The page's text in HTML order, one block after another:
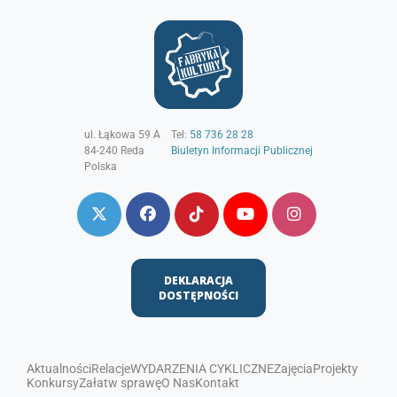
ul. Łąkowa 59 A
84-240 Reda
Polska
Tel: 58 736 28 28
Biuletyn Informacji Publicznej
DEKLARACJA
DOSTĘPNOŚCI
AktualnościRelacjeWYDARZENIA CYKLICZNEZajęciaProjekty
KonkursyZałatw sprawęO NasKontakt